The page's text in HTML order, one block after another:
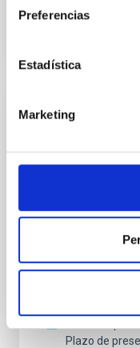
Preferencias
Estadística
Marketing
CONTRATO
IAC BINARIAS
El IAC (Tenerife)
neutrones,
eyección y
rayos-X: desde
Plazo de